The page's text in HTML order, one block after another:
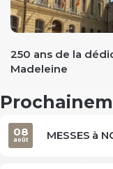
250 ans de la
Madeleine
MESSES à
08
août